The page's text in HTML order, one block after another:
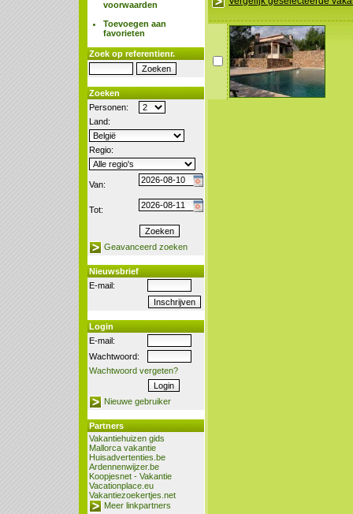
voorwaarden
Toevoegen aan
favorieten
Zoek op referentienr.
Zoeken
Personen:
Land:
Regio:
Van:
Tot:
Geavanceerd zoeken
Nieuwsbrief
E-mail:
Login
E-mail:
Wachtwoord:
Wachtwoord vergeten?
Nieuwe gebruiker
Partners
Vakantiehuizen gids
Mallorca vakantie
Huisadvertenties.be
Ardennenwijzer.be
Koopjesnet - Vakantie
Vacationplace.eu
Vakantiezoekertjes.net
Meer linkpartners